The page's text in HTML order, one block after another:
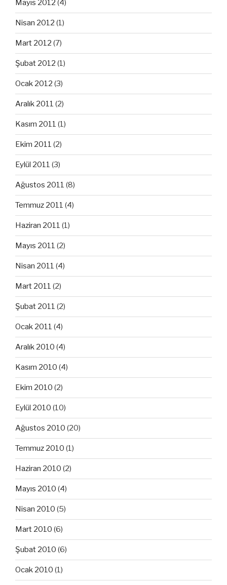
Mayıs 2012 (4)
Nisan 2012 (1)
Mart 2012 (7)
Şubat 2012 (1)
Ocak 2012 (3)
Aralık 2011 (2)
Kasım 2011 (1)
Ekim 2011 (2)
Eylül 2011 (3)
Ağustos 2011 (8)
Temmuz 2011 (4)
Haziran 2011 (1)
Mayıs 2011 (2)
Nisan 2011 (4)
Mart 2011 (2)
Şubat 2011 (2)
Ocak 2011 (4)
Aralık 2010 (4)
Kasım 2010 (4)
Ekim 2010 (2)
Eylül 2010 (10)
Ağustos 2010 (20)
Temmuz 2010 (1)
Haziran 2010 (2)
Mayıs 2010 (4)
Nisan 2010 (5)
Mart 2010 (6)
Şubat 2010 (6)
Ocak 2010 (1)